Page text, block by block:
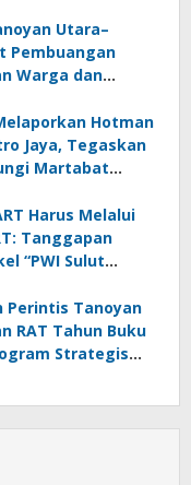
Utara–
Pembuangan
Warga dan
Hotman
Jaya, Tegaskan
Martabat
Harus Melalui
Tanggapan
“PWI Sulut
Perintis Tanoyan
RAT Tahun Buku
Strategis